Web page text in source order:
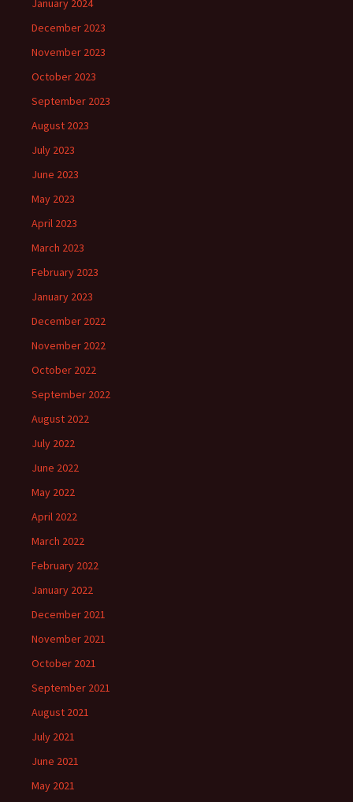
January 2024
December 2023
November 2023
October 2023
September 2023
August 2023
July 2023
June 2023
May 2023
April 2023
March 2023
February 2023
January 2023
December 2022
November 2022
October 2022
September 2022
August 2022
July 2022
June 2022
May 2022
April 2022
March 2022
February 2022
January 2022
December 2021
November 2021
October 2021
September 2021
August 2021
July 2021
June 2021
May 2021